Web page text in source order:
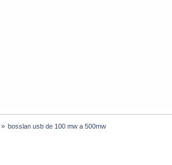
bosslan usb de 100 mw a 500mw